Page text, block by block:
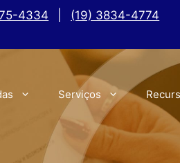
4334 (19) 3834-4774
Serviços